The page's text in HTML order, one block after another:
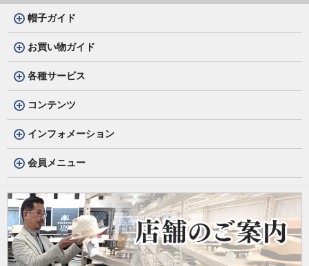
帽子ガイド
お買い物ガイド
各種サービス
コンテンツ
インフォメーション
会員メニュー